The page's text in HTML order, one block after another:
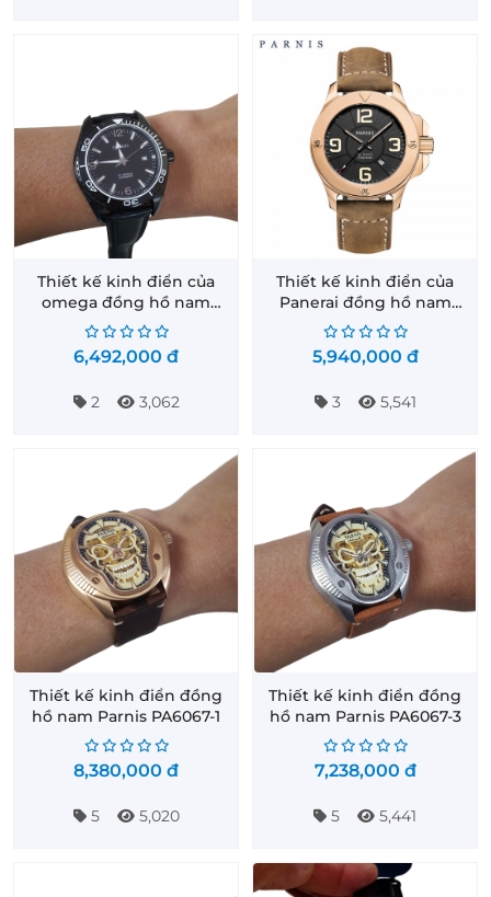
Thiết kế kinh điển của
omega đồng hồ nam
parnis P6032-2
6,492,000 đ
2 3,062
Thiết kế kinh điển của
Panerai đồng hồ nam
Parnis PA6035-1
5,940,000 đ
3 5,541
Thiết kế kinh điển đồng
hồ nam Parnis PA6067-1
8,380,000 đ
5 5,020
Thiết kế kinh điển đồng
hồ nam Parnis PA6067-3
7,238,000 đ
5 5,441